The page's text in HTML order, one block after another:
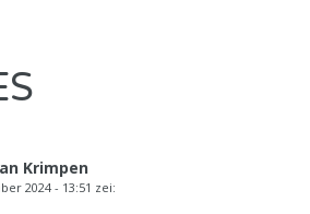
Krimpen
2024 - 13:51 zei: